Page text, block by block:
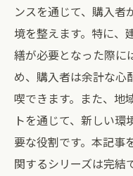
ンスを通じて、購入者
境を整えます。特に、
繕が必要となった際に
め、購入者は余計な心
喫できます。また、地
トを通じて、新しい
要な役割です。本記事
関するシリーズは完結